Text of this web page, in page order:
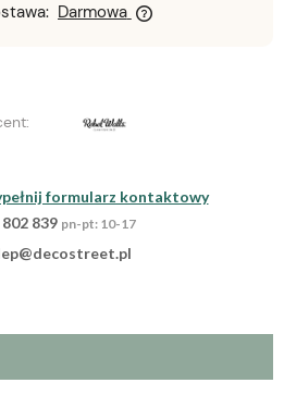
Darmowa
formularz kontaktowy
839 pn-pt: 10-17